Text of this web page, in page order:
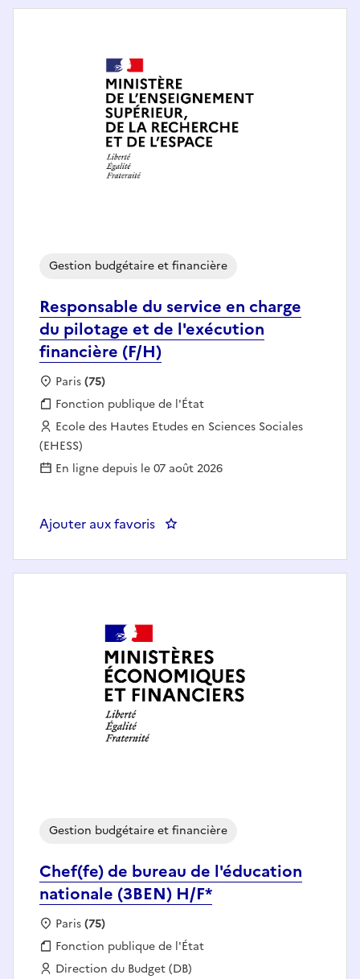
Responsable du service en charge
du pilotage et de l'exécution
financière (F/H)
Gestion budgétaire et financière
Localisation :
Paris(75)
Fonction publique :
Fonction publique de l'État
Employeur :
Ecole des Hautes Etudes en Sciences Sociales
(EHESS)
En ligne depuis le 07 août 2026
Ajouter aux favoris : Responsable du service en
Chef(fe) de bureau de l'éducation
nationale (3BEN) H/F*
Gestion budgétaire et financière
Localisation :
Paris(75)
Fonction publique :
Fonction publique de l'État
Employeur :
Direction du Budget (DB)